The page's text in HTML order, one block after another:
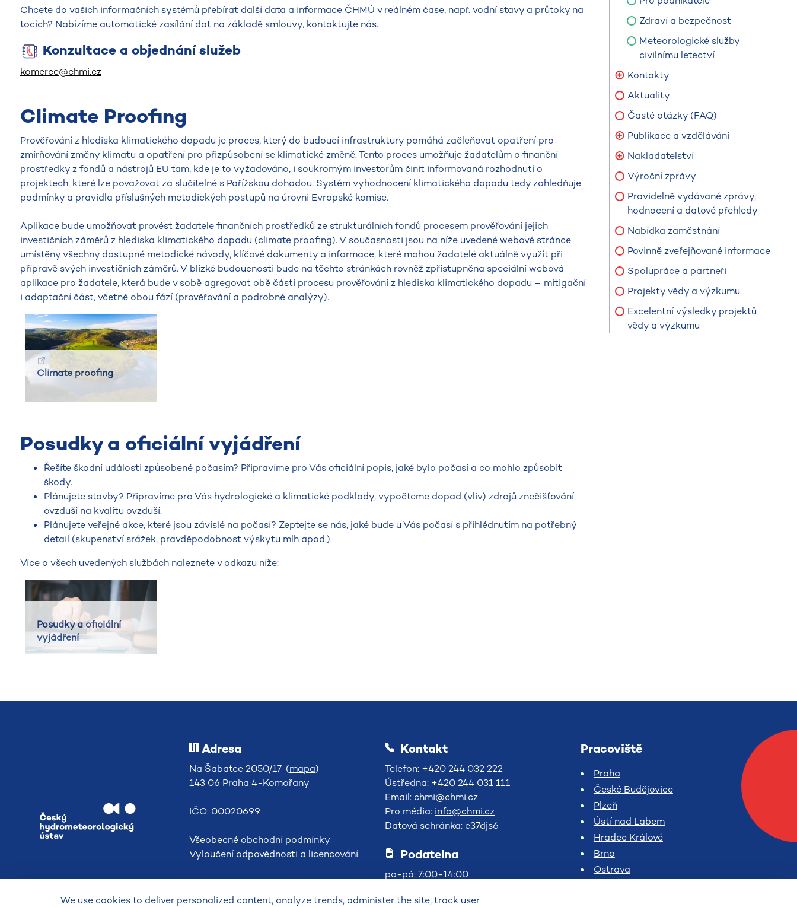
Chcete do vašich informačních systémů přebírat další data a informace ČHMÚ v reálném čase, např. vodní stavy a průtoky na
tocích? Nabízíme automatické zasílání dat na základě smlouvy, kontaktujte nás.
Konzultace a objednání služeb
komerce@chmi.cz
Climate Proofing
Prověřování z hlediska klimatického dopadu je proces, který do budoucí infrastruktury pomáhá začleňovat opatření pro
zmírňování změny klimatu a opatření pro přizpůsobení se klimatické změně. Tento proces umožňuje žadatelům o finanční
prostředky z fondů a nástrojů EU tam, kde je to vyžadováno, i soukromým investorům činit informovaná rozhodnutí o
projektech, které lze považovat za slučitelné s Pařížskou dohodou. Systém vyhodnocení klimatického dopadu tedy zohledňuje
podmínky a pravidla příslušných metodických postupů na úrovni Evropské komise.
Aplikace bude umožňovat provést žadatele finančních prostředků ze strukturálních fondů procesem prověřování jejich
investičních záměrů z hlediska klimatického dopadu (climate proofing). V současnosti jsou na níže uvedené webové stránce
umístěny všechny dostupné metodické návody, klíčové dokumenty a informace, které mohou žadatelé aktuálně využít při
přípravě svých investičních záměrů. V blízké budoucnosti bude na těchto stránkách rovněž zpřístupněna speciální webová
aplikace pro žadatele, která bude v sobě agregovat obě části procesu prověřování z hlediska klimatického dopadu – mitigační
i adaptační část, včetně obou fází (prověřování a podrobné analýzy).
Climate proofing
Posudky a oficiální vyjádření
Řešíte škodní události způsobené počasím? Připravíme pro Vás oficiální popis, jaké bylo počasí a co mohlo způsobit
škody.
Plánujete stavby? Připravíme pro Vás hydrologické a klimatické podklady, vypočteme dopad (vliv) zdrojů znečišťování
ovzduší na kvalitu ovzduší.
Plánujete veřejné akce, které jsou závislé na počasí? Zeptejte se nás, jaké bude u Vás počasí s přihlédnutím na potřebný
detail (skupenství srážek, pravděpodobnost výskytu mlh apod.).
Více o všech uvedených službách naleznete v odkazu níže:
Posudky a oficiální
vyjádření
Zdraví a bezpečnost
Meteorologické služby
civilnímu letectví
Kontakty
Aktuality
Časté otázky (FAQ)
Publikace a vzdělávání
Nakladatelství
Výroční zprávy
Pravidelně vydávané zprávy,
hodnocení a datové přehledy
Nabídka zaměstnání
Povinně zveřejňované informace
Spolupráce a partneři
Projekty vědy a výzkumu
Excelentní výsledky projektů
vědy a výzkumu
Adresa
Na Šabatce 2050/17 (mapa)
143 06 Praha 4-Komořany
IČO: 00020699
Všeobecné obchodní podmínky
Vyloučení odpovědnosti a licencování
Kontakt
Telefon: +420 244 032 222
Ústředna: +420 244 031 111
Email: chmi@chmi.cz
Pro média: info@chmi.cz
Datová schránka: e37djs6
Podatelna
po-pá: 7:00-14:00
Pracoviště
Praha
České Budějovice
Plzeň
Ústí nad Labem
Hradec Králové
Brno
Ostrava
We use cookies to deliver personalized content, analyze trends, administer the site, track user